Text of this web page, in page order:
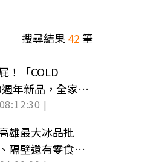
搜尋結果42筆
！「COLD
年新品，全家
|
雄最大冰品批
隔壁還有零食好